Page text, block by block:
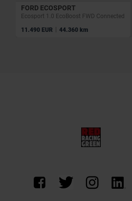
FORD ECOSPORT
Ecosport 1.0 EcoBoost FWD Connected
11.490 EUR | 44.360 km